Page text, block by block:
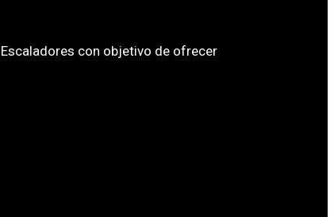
con objetivo de ofrecer